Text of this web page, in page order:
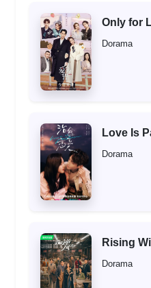
Only for
Dorama
Love Is
Dorama
Rising
Dorama